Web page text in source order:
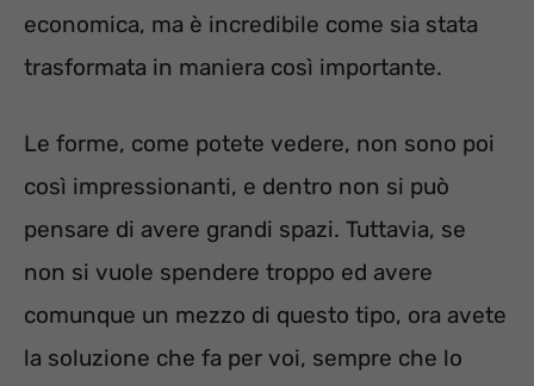
economica, ma è incredibile come sia stata
trasformata in maniera così importante.
Le forme, come potete vedere, non sono poi
così impressionanti, e dentro non si può
pensare di avere grandi spazi. Tuttavia, se
non si vuole spendere troppo ed avere
comunque un mezzo di questo tipo, ora avete
la soluzione che fa per voi, sempre che lo